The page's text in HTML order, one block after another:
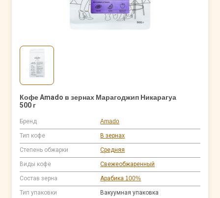
Кофе Amado в зернах Марагоджип Никарагуа
500 г
Бренд Amado
Тип кофе В зернах
Степень обжарки Средняя
Виды кофе Свежеобжаренный
Состав зерна Арабика 100%
Тип упаковки Вакуумная упаковка